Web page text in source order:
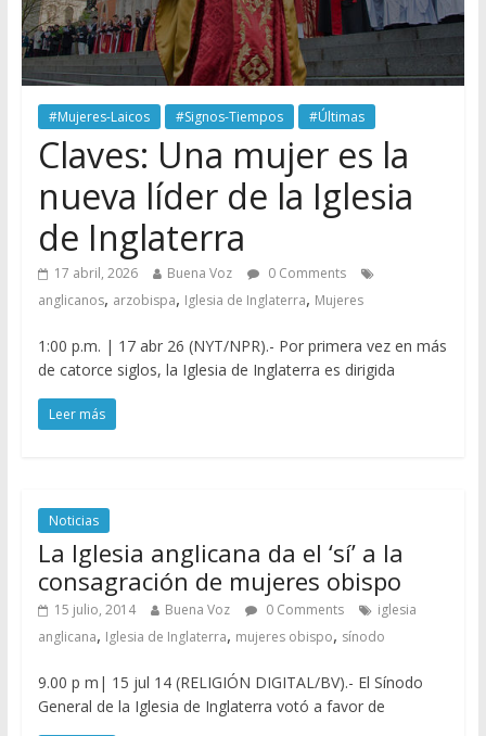
#Mujeres-Laicos #Signos-Tiempos #Últimas
Claves: Una mujer es la
nueva líder de la Iglesia
de Inglaterra
17 abril, 2026 Buena Voz
0 Comments
anglicanos, arzobispa, Iglesia de Inglaterra, Mujeres
1:00 p.m. | 17 abr 26 (NYT/NPR).- Por primera vez en más
de catorce siglos, la Iglesia de Inglaterra es dirigida
Leer más
Noticias
La Iglesia anglicana da el ‘sí’ a la
consagración de mujeres obispo
15 julio, 2014 Buena Voz 0 Comments
iglesia
anglicana, Iglesia de Inglaterra, mujeres obispo, sínodo
9.00 p m| 15 jul 14 (RELIGIÓN DIGITAL/BV).- El Sínodo
General de la Iglesia de Inglaterra votó a favor de